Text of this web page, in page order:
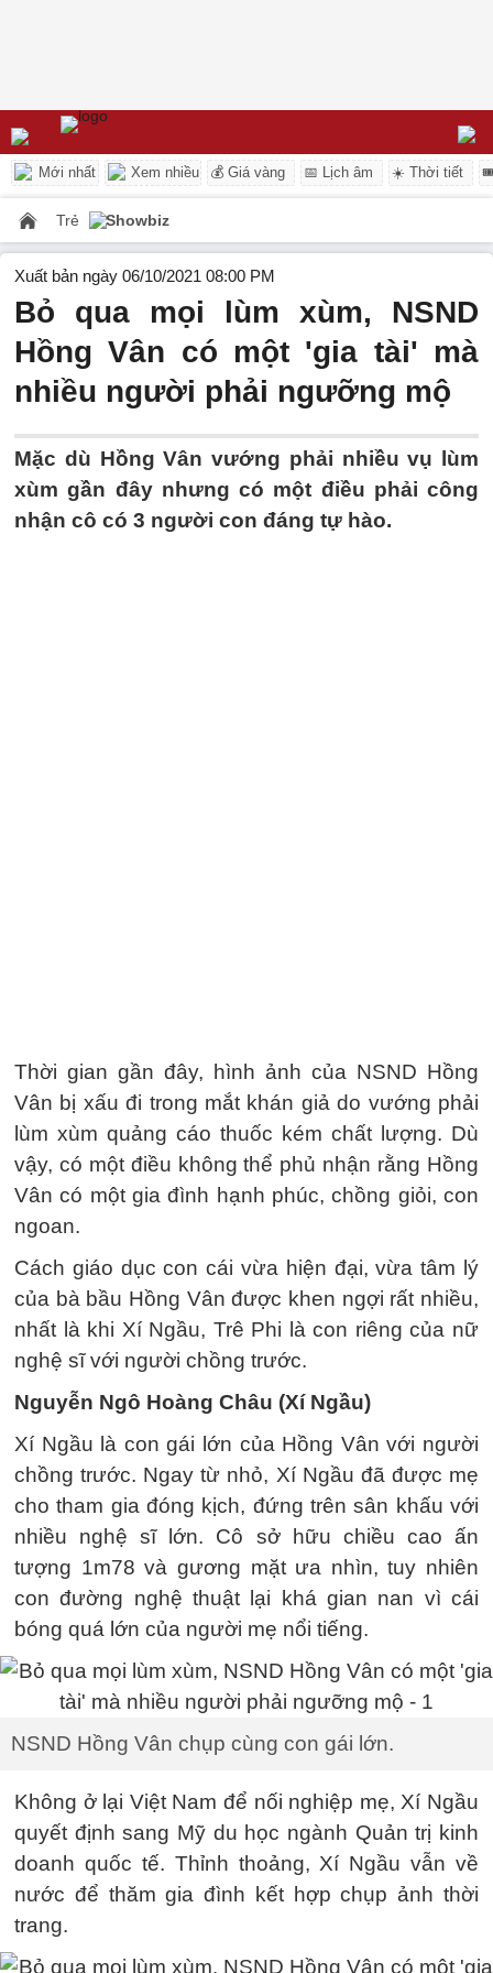
Mới nhất Xem nhiều 💰 Giá vàng 📅 Lịch âm ☀️ Thời tiết
Trẻ Showbiz
Xuất bản ngày 06/10/2021 08:00 PM
Bỏ qua mọi lùm xùm, NSND
Hồng Vân có một 'gia tài' mà
nhiều người phải ngưỡng mộ
Mặc dù Hồng Vân vướng phải nhiều vụ lùm
xùm gần đây nhưng có một điều phải công
nhận cô có 3 người con đáng tự hào.
Thời gian gần đây, hình ảnh của NSND Hồng
Vân bị xấu đi trong mắt khán giả do vướng phải
lùm xùm quảng cáo thuốc kém chất lượng. Dù
vậy, có một điều không thể phủ nhận rằng Hồng
Vân có một gia đình hạnh phúc, chồng giỏi, con
ngoan.
Cách giáo dục con cái vừa hiện đại, vừa tâm lý
của bà bầu Hồng Vân được khen ngợi rất nhiều,
nhất là khi Xí Ngầu, Trê Phi là con riêng của nữ
nghệ sĩ với người chồng trước.
Nguyễn Ngô Hoàng Châu (Xí Ngầu)
Xí Ngầu là con gái lớn của Hồng Vân với người
chồng trước. Ngay từ nhỏ, Xí Ngầu đã được mẹ
cho tham gia đóng kịch, đứng trên sân khấu với
nhiều nghệ sĩ lớn. Cô sở hữu chiều cao ấn
tượng 1m78 và gương mặt ưa nhìn, tuy nhiên
con đường nghệ thuật lại khá gian nan vì cái
bóng quá lớn của người mẹ nổi tiếng.
NSND Hồng Vân chụp cùng con gái lớn.
Không ở lại Việt Nam để nối nghiệp mẹ, Xí Ngầu
quyết định sang Mỹ du học ngành Quản trị kinh
doanh quốc tế. Thỉnh thoảng, Xí Ngầu vẫn về
nước để thăm gia đình kết hợp chụp ảnh thời
trang.